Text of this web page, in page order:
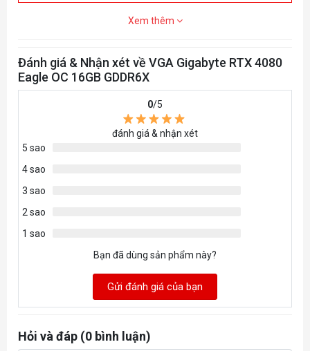
Độ phân
7680x4320
Kết nối
DisplayPort 1.4a *3
Kích thước
nghị
Xem thêm
Đánh giá & Nhận xét về VGA Gigabyte RTX 4080
Eagle OC 16GB GDDR6X
0/5
đánh giá & nhận xét
5 sao
4 sao
3 sao
2 sao
1 sao
Bạn đã dùng sản phẩm này?
Gửi đánh giá của bạn
Hỏi và đáp (0 bình luận)